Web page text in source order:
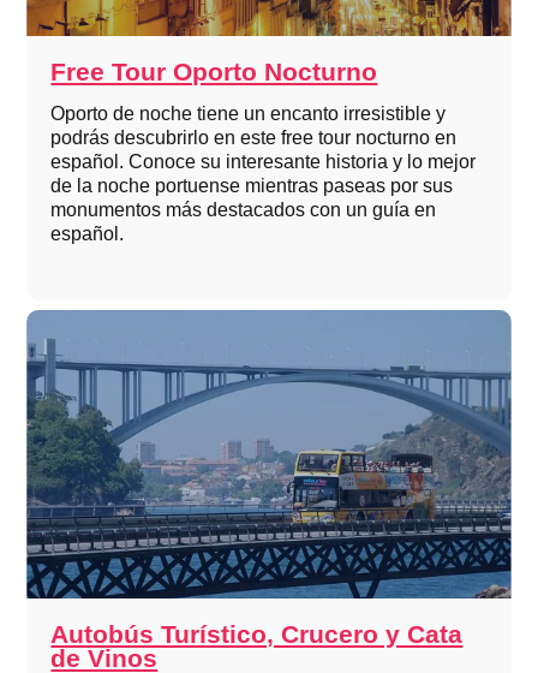
Free Tour Oporto Nocturno
Oporto de noche tiene un encanto irresistible y
podrás descubrirlo en este free tour nocturno en
español. Conoce su interesante historia y lo mejor
de la noche portuense mientras paseas por sus
monumentos más destacados con un guía en
español.
Autobús Turístico, Crucero y Cata
de Vinos